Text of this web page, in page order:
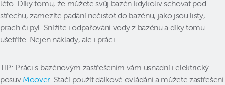
léto. Díky tomu, že můžete svůj bazén kdykoliv schovat pod
střechu, zamezíte padání nečistot do bazénu, jako jsou listy,
prach či pyl. Snížíte i odpařování vody z bazénu a díky tomu
ušetříte. Nejen náklady, ale i práci.
TIP: Práci s bazénovým zastřešením vám usnadní i elektrický
posuvMoover. Stačí použít dálkové ovládání a můžete zastřešení